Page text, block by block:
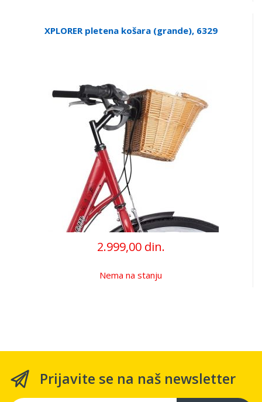
XPLORER pletena košara (grande), 6329
2.999,00 din.
Nema na stanju
Prijavite se na naš newsletter